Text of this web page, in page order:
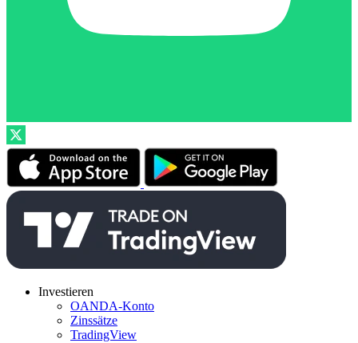
Investieren
OANDA-Konto
Zinssätze
TradingView